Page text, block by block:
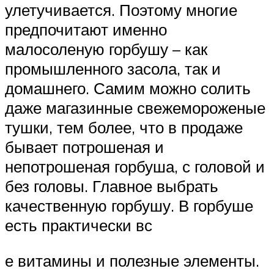
улетучивается. Поэтому многие
предпочитают именно
малосоленую горбушу – как
промышленного засола, так и
домашнего. Самим можно солить
даже магазинные свежемороженые
тушки, тем более, что в продаже
бывает потрошеная и
непотрошеная горбуша, с головой и
без головы. Главное выбрать
качественную горбушу. В горбуше
есть практически вс
е витамины и полезные элементы.